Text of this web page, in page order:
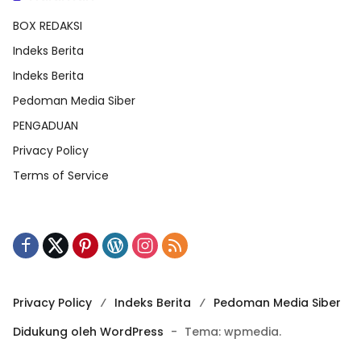
BOX REDAKSI
Indeks Berita
Indeks Berita
Pedoman Media Siber
PENGADUAN
Privacy Policy
Terms of Service
Privacy Policy Indeks Berita
Pedoman Media Siber
Didukung oleh WordPress - Tema: wpmedia.